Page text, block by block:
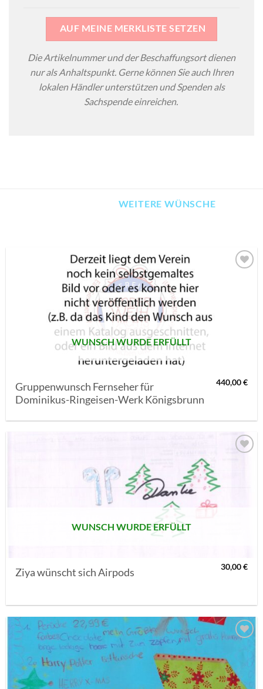
AUF MEINE MERKLISTE SETZEN
Die Artikelnummer und der Beschaffungsort dienen
nur als Anhaltspunkt. Gerne können Sie auch Ihren
lokalen Händler unterstützen und Spenden als
Sachspende einreichen.
WEITERE WÜNSCHE
WUNSCH WURDE ERFÜLLT
Gruppenwunsch Fernseher für
Dominikus-Ringeisen-Werk Königsbrunn
440,00€
AUF MEINE
MERKLISTE
SETZEN
WUNSCH WURDE ERFÜLLT
Ziya wünscht sich Airpods 30,00€
AUF MEINE
MERKLISTE
SETZEN